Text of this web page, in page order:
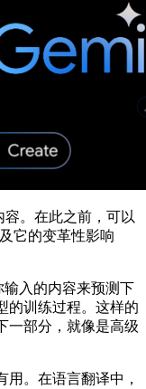
。在此之前，可以
它的变革性影响
入的内容来预测下
的训练过程。这样的
一部分，就像是高级
。在语言翻译中，